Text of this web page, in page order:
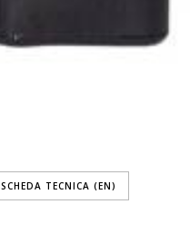
SCHEDA TECNICA (EN)